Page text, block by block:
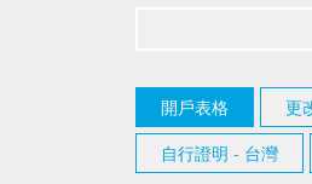
開戶表格 更
自行證明 - 台灣